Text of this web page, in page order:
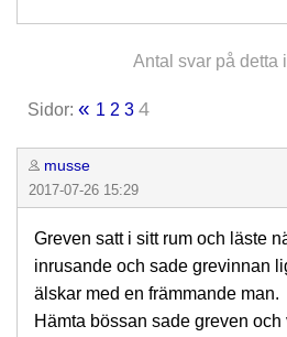
Antal svar på detta
Sidor: « 1 2 3 4
musse
2017-07-26 15:29
Greven satt i sitt rum och läste
inrusande och sade grevinnan
älskar med en främmande man.
Hämta bössan sade greven